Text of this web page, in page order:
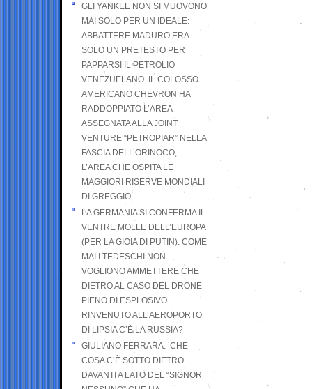
GLI YANKEE NON SI MUOVONO
MAI SOLO PER UN IDEALE:
ABBATTERE MADURO ERA
SOLO UN PRETESTO PER
PAPPARSI IL PETROLIO
VENEZUELANO .IL COLOSSO
AMERICANO CHEVRON HA
RADDOPPIATO L’AREA
ASSEGNATA ALLA JOINT
VENTURE “PETROPIAR” NELLA
FASCIA DELL’ORINOCO,
L’AREA CHE OSPITA LE
MAGGIORI RISERVE MONDIALI
DI GREGGIO
LA GERMANIA SI CONFERMA IL
VENTRE MOLLE DELL’EUROPA
(PER LA GIOIA DI PUTIN). COME
MAI I TEDESCHI NON
VOGLIONO AMMETTERE CHE
DIETRO AL CASO DEL DRONE
PIENO DI ESPLOSIVO
RINVENUTO ALL’AEROPORTO
DI LIPSIA C’È LA RUSSIA?
GIULIANO FERRARA: ’CHE
COSA C’È SOTTO DIETRO
DAVANTI A LATO DEL “SIGNOR